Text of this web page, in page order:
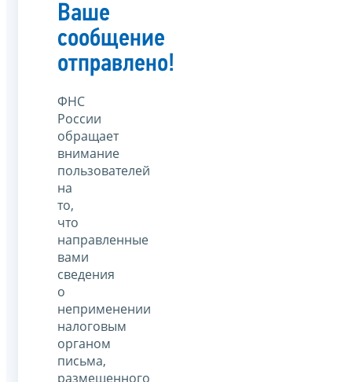
Ваше
сообщение
отправлено!
ФНС
России
обращает
внимание
пользователей
на
то,
что
направленные
вами
сведения
о
неприменении
налоговым
органом
письма,
размещенного